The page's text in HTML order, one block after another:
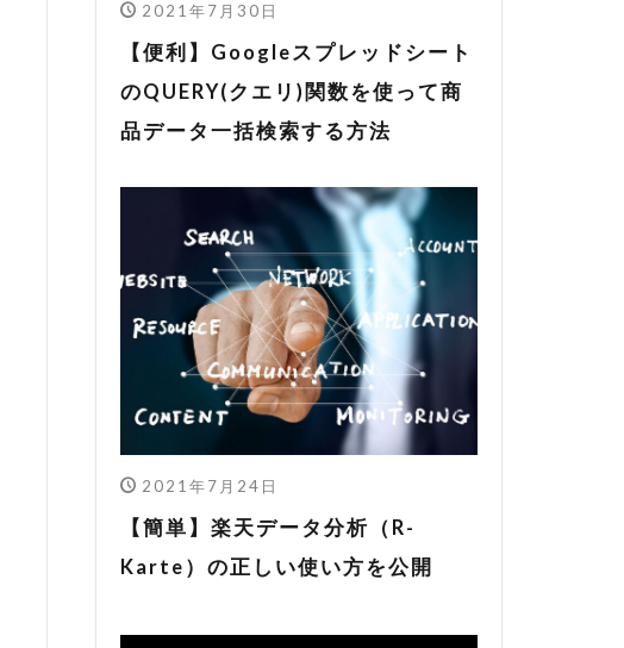
2021年7月30日
【便利】Googleスプレッドシート
のQUERY(クエリ)関数を使って商
品データ一括検索する方法
2021年7月24日
【簡単】楽天データ分析（R-
Karte）の正しい使い方を公開